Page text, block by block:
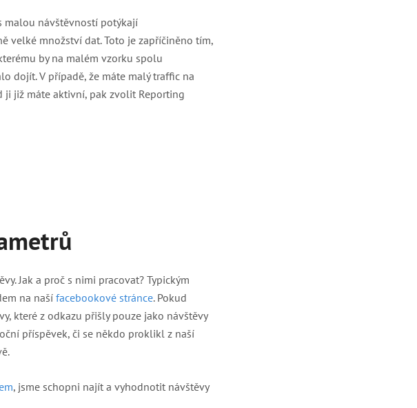
malou návštěvností potýkají
velké množství dat. Toto je zapříčiněno tím,
by na malém vzorku spolu
dojít. V případě, že máte malý traffic na
ji již máte aktivní, pak zvolit Reporting
Jak a proč s nimi pracovat? Typickým
na naší facebookové stránce. Pokud
které z odkazu přišly pouze jako návštěvy
příspěvek, či se někdo proklikl z naší
, jsme schopni najít a vyhodnotit návštěvy